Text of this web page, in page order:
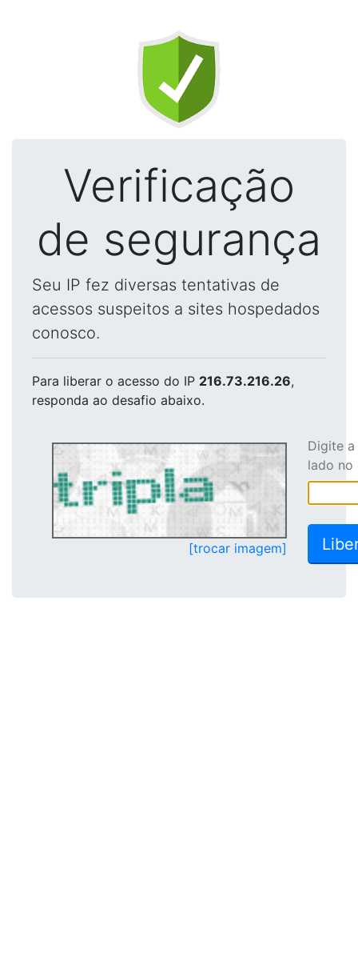
Verificação
de segurança
Seu IP fez diversas tentativas de
acessos suspeitos a sites hospedados
conosco.
Para liberar o acesso do IP 216.73.216.26,
responda ao desafio abaixo.
[trocar imagem]
Digite
lado no